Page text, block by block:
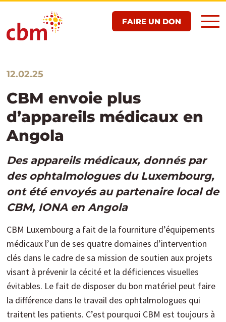
Aller
auFAIRE UN DON
12.02.25
CBM envoie plus
d’appareils médicaux en
Angola
Des appareils médicaux, donnés par
des ophtalmologues du Luxembourg,
ont été envoyés au partenaire local de
CBM, IONA en Angola
CBM Luxembourg a fait de la fourniture d’équipements
médicaux l’un de ses quatre domaines d’intervention
clés dans le cadre de sa mission de soutien aux projets
visant à prévenir la cécité et la déficiences visuelles
évitables. Le fait de disposer du bon matériel peut faire
la différence dans le travail des ophtalmologues qui
traitent les patients. C’est pourquoi CBM est toujours à